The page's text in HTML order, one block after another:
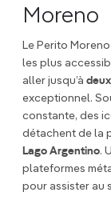
Moreno
Le Perito
les plus
aller jusqu’à
exceptionnel.
constante, des
détachent de la
Lago Argentino.
plateformes
pour assister au